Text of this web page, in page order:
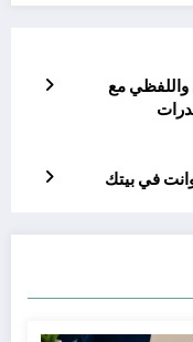
واللفظي مع
في بيتك